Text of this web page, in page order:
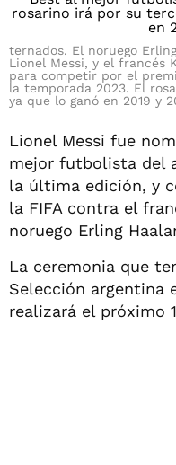
ternados. El noruego
Lionel Messi, y el francés
para competir por el
la temporada 2023. El
ya que lo ganó en 2019 y
Lionel Messi fue
mejor futbolista del
la última edición, y
la FIFA contra el
noruego Erling
La ceremonia que
Selección argentina
realizará el próximo